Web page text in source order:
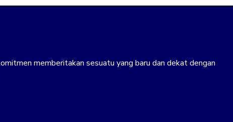
memberitakan sesuatu yang baru dan dekat dengan